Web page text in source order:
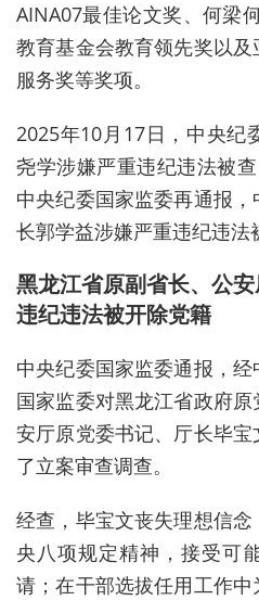
AINA07最佳论文奖、何梁
教育基金会教育领先奖以
服务奖等奖项。
2025年10月17日，中央纪
尧学涉嫌严重违纪违法被
中央纪委国家监委再通报
长郭学益涉嫌严重违纪违法
黑龙江省原副省长、公
违纪违法被开除党籍
中央纪委国家监委通报，
国家监委对黑龙江省政府
安厅原党委书记、厅长毕
了立案审查调查。
经查，毕宝文丧失理想信
央八项规定精神，接受可
请；在干部选拔任用工作